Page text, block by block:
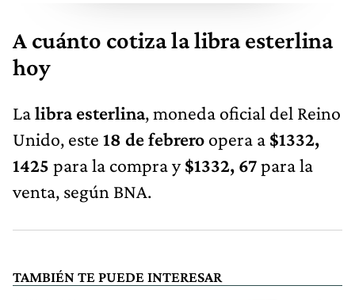
A cuánto cotiza la libra esterlina
hoy
Lalibra esterlina, moneda oficial del Reino
Unido, este 18 de febrero opera a $1332,
1425 para la compra y$1332, 67para la
venta, según BNA.
TAMBIÉN TE PUEDE INTERESAR